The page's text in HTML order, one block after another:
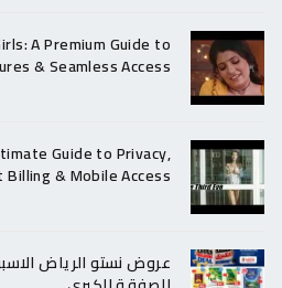
A Premium Guide to
& Seamless Access
Guide to Privacy,
Billing & Mobile Access